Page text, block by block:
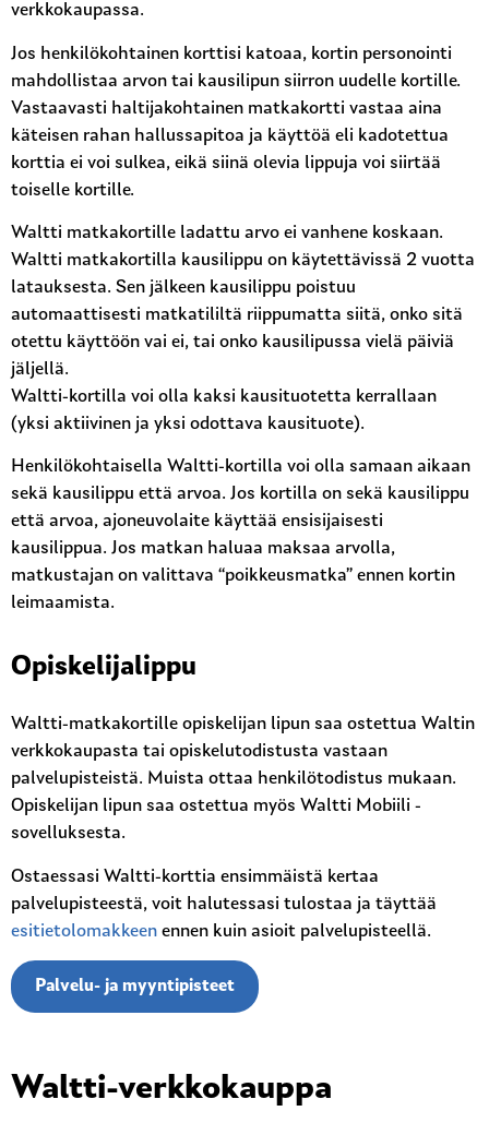
verkkokaupassa.
Jos henkilökohtainen korttisi katoaa, kortin personointi
mahdollistaa arvon tai kausilipun siirron uudelle kortille.
Vastaavasti haltijakohtainen matkakortti vastaa aina
käteisen rahan hallussapitoa ja käyttöä eli kadotettua
korttia ei voi sulkea, eikä siinä olevia lippuja voi siirtää
toiselle kortille.
Waltti matkakortille ladattu arvo ei vanhene koskaan.
Waltti matkakortilla kausilippu on käytettävissä 2 vuotta
latauksesta. Sen jälkeen kausilippu poistuu
automaattisesti matkatililtä riippumatta siitä, onko sitä
otettu käyttöön vai ei, tai onko kausilipussa vielä päiviä
jäljellä.
Waltti-kortilla voi olla kaksi kausituotetta kerrallaan
(yksi aktiivinen ja yksi odottava kausituote).
Henkilökohtaisella Waltti-kortilla voi olla samaan aikaan
sekä kausilippu että arvoa. Jos kortilla on sekä kausilippu
että arvoa, ajoneuvolaite käyttää ensisijaisesti
kausilippua. Jos matkan haluaa maksaa arvolla,
matkustajan on valittava “poikkeusmatka” ennen kortin
leimaamista.
Opiskelijalippu
Waltti-matkakortille opiskelijan lipun saa ostettua Waltin
verkkokaupasta tai opiskelutodistusta vastaan
palvelupisteistä. Muista ottaa henkilötodistus mukaan.
Opiskelijan lipun saa ostettua myös Waltti Mobiili -
sovelluksesta.
Ostaessasi Waltti-korttia ensimmäistä kertaa
palvelupisteestä, voit halutessasi tulostaa ja täyttää
esitietolomakkeen ennen kuin asioit palvelupisteellä.
Palvelu- ja myyntipisteet
Waltti-verkkokauppa